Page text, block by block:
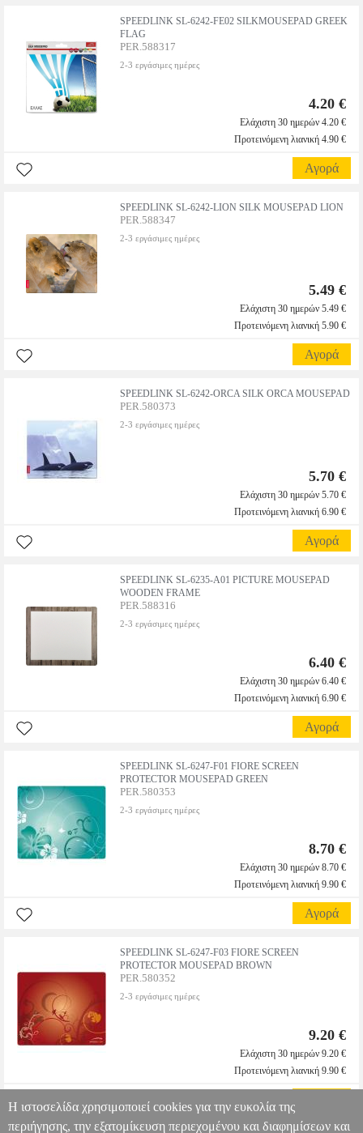
SPEEDLINK SL-6242-FE02 SILKMOUSEPAD GREEK
FLAG
PER.588317
2-3 εργάσιμες ημέρες
4.20 €
Ελάχιστη 30 ημερών 4.20 €
Προτεινόμενη λιανική 4.90 €
Αγορά
SPEEDLINK SL-6242-LION SILK MOUSEPAD LION
PER.588347
2-3 εργάσιμες ημέρες
5.49 €
Ελάχιστη 30 ημερών 5.49 €
Προτεινόμενη λιανική 5.90 €
Αγορά
SPEEDLINK SL-6242-ORCA SILK ORCA MOUSEPAD
PER.580373
2-3 εργάσιμες ημέρες
5.70 €
Ελάχιστη 30 ημερών 5.70 €
Προτεινόμενη λιανική 6.90 €
Αγορά
SPEEDLINK SL-6235-A01 PICTURE MOUSEPAD
WOODEN FRAME
PER.588316
2-3 εργάσιμες ημέρες
6.40 €
Ελάχιστη 30 ημερών 6.40 €
Προτεινόμενη λιανική 6.90 €
Αγορά
SPEEDLINK SL-6247-F01 FIORE SCREEN
PROTECTOR MOUSEPAD GREEN
PER.580353
2-3 εργάσιμες ημέρες
8.70 €
Ελάχιστη 30 ημερών 8.70 €
Προτεινόμενη λιανική 9.90 €
Αγορά
SPEEDLINK SL-6247-F03 FIORE SCREEN
PROTECTOR MOUSEPAD BROWN
PER.580352
2-3 εργάσιμες ημέρες
9.20 €
Ελάχιστη 30 ημερών 9.20 €
Προτεινόμενη λιανική 9.90 €
Η ιστοσελίδα χρησιμοποιεί cookies για την ευκολία της
περιήγησης, την εξατομίκευση περιεχομένου και διαφημίσεων και